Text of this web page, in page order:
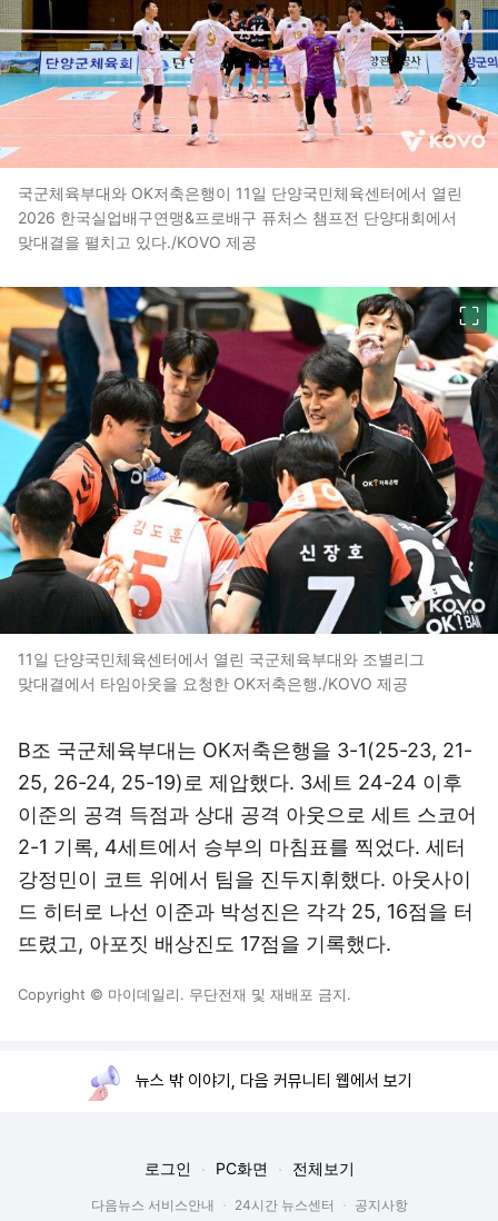
국군체육부대와 OK저축은행이 11일 단양국민체육센터에서 열린
2026 한국실업배구연맹&프로배구 퓨처스 챔프전 단양대회에서
맞대결을 펼치고 있다./KOVO 제공
11일 단양국민체육센터에서 열린 국군체육부대와 조별리그
맞대결에서 타임아웃을 요청한 OK저축은행./KOVO 제공
B조 국군체육부대는 OK저축은행을 3-1(25-23, 21-
25, 26-24, 25-19)로 제압했다. 3세트 24-24 이후
이준의 공격 득점과 상대 공격 아웃으로 세트 스코어
2-1 기록, 4세트에서 승부의 마침표를 찍었다. 세터
강정민이 코트 위에서 팀을 진두지휘했다. 아웃사이
드 히터로 나선 이준과 박성진은 각각 25, 16점을 터
뜨렸고, 아포짓 배상진도 17점을 기록했다.
Copyright © 마이데일리. 무단전재 및 재배포 금지.
뉴스 밖 이야기, 다음 커뮤니티 웹에서 보기
로그인 PC화면 전체보기
다음뉴스 서비스안내 24시간 뉴스센터 공지사항